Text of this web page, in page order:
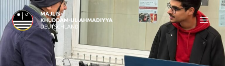
Inhalt
springen